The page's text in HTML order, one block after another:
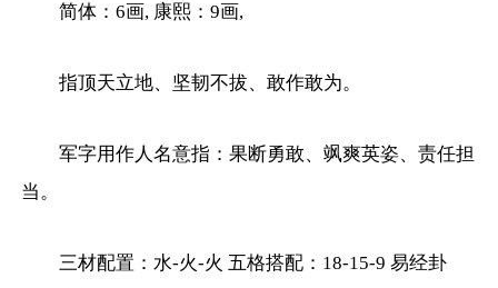
简体：6画, 康熙：9画,
指顶天立地、坚韧不拔、敢作敢为。
军字用作人名意指：果断勇敢、飒爽英姿、责任担
当。
三材配置：水-火-火 五格搭配：18-15-9 易经卦